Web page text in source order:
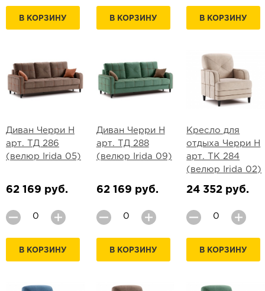
В КОРЗИНУ В КОРЗИНУ В КОРЗИНУ
Диван Черри Н
арт. ТД 286
(велюр Irida 05)
62 169 руб.
В КОРЗИНУ
Диван Черри Н
арт. ТД 288
(велюр Irida 09)
62 169 руб.
В КОРЗИНУ
Кресло для
отдыха Черри Н
арт. ТК 284
(велюр Irida 02)
24 352 руб.
В КОРЗИНУ